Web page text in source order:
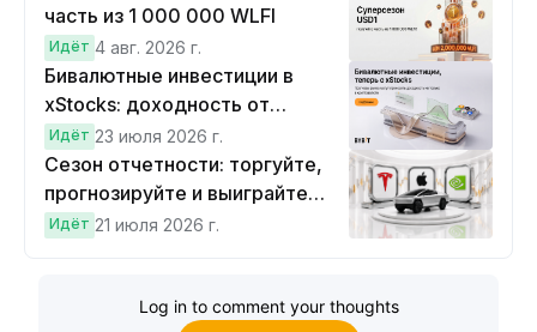
часть из 1 000 000 WLFI
Идёт 4 авг. 2026 г.
Бивалютные инвестиции в
xStocks: доходность от
прогнозов
Идёт 23 июля 2026 г.
Сезон отчетности: торгуйте,
прогнозируйте и выиграйте
Cybertruck!
Идёт 21 июля 2026 г.
Log in to comment your thoughts